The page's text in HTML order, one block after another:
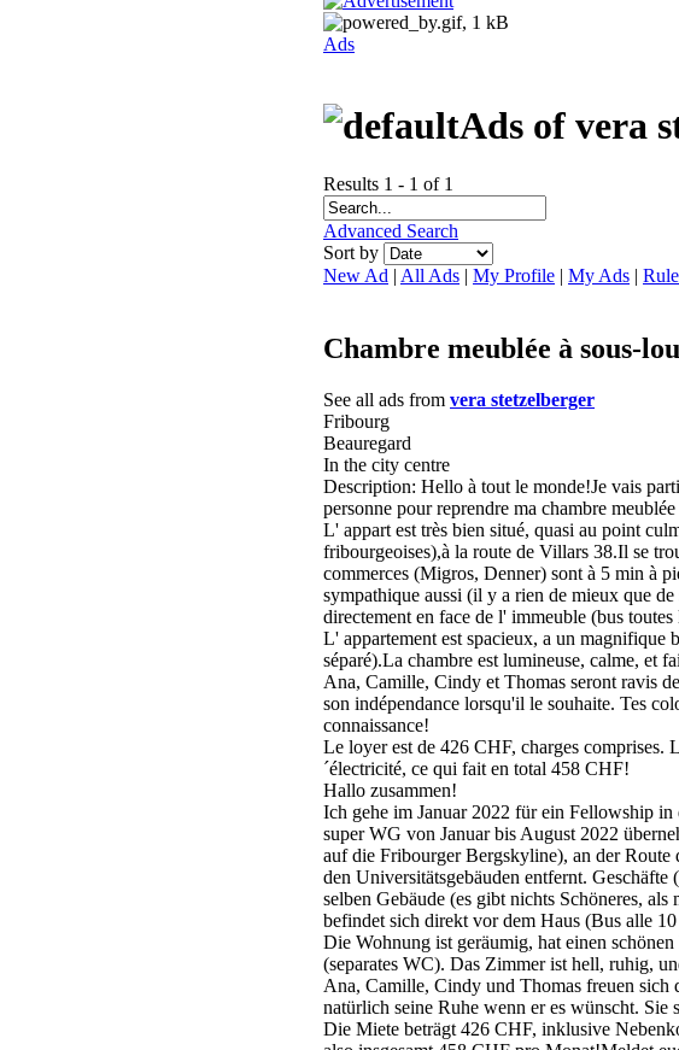
Ads
Ads of vera
Results 1 - 1 of 1
Advanced Search
Sort by
New Ad | All Ads | My Profile | My Ads |
Chambre meublée à sous-
See all ads from vera stetzelberger
Fribourg
Beauregard
In the city centre
Description: Hello à tout le monde!Je vais
personne pour reprendre ma chambre
L' appart est très bien situé, quasi au point
fribourgeoises),à la route de Villars 38.Il se
commerces (Migros, Denner) sont à 5 min à
sympathique aussi (il y a rien de mieux que
directement en face de l' immeuble (bus toutes
L' appartement est spacieux, a un
séparé).La chambre est lumineuse, calme, et
Ana, Camille, Cindy et Thomas seront ravis
son indépendance lorsqu'il le souhaite. Tes
connaissance!
Le loyer est de 426 CHF, charges comprises.
´électricité, ce qui fait en total 458 CHF!
Hallo zusammen!
Ich gehe im Januar 2022 für ein Fellowship
super WG von Januar bis August 2022
auf die Fribourger Bergskyline), an der
den Universitätsgebäuden entfernt.
selben Gebäude (es gibt nichts Schöneres,
befindet sich direkt vor dem Haus (Bus alle
Die Wohnung ist geräumig, hat einen
(separates WC). Das Zimmer ist hell, ruhig,
Ana, Camille, Cindy und Thomas freuen sich
natürlich seine Ruhe wenn er es wünscht. Sie
Die Miete beträgt 426 CHF, inklusive